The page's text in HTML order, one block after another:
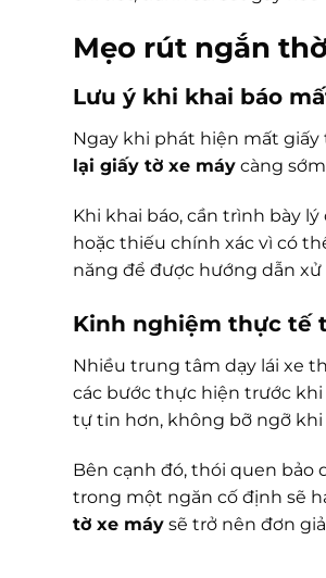
Mẹo rút ngắn
Lưu ý khi khai báo
Ngay khi phát hiện mất giấy
lại giấy tờ xe máy càng
Khi khai báo, cần trình bày
hoặc thiếu chính xác vì có
năng để được hướng dẫn xử
Kinh nghiệm thực tế
Nhiều trung tâm dạy lái xe
các bước thực hiện trước
tự tin hơn, không bỡ ngỡ
Bên cạnh đó, thói quen bảo
trong một ngăn cố định sẽ
tờ xe máy sẽ trở nên đơn